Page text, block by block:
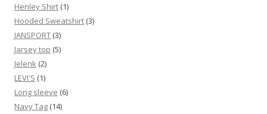
Henley Shirt (1)
Hooded Sweatshirt (3)
JANSPORT (3)
Jarsey top (5)
Jelenk (2)
LEVI'S (1)
Long sleeve (6)
Navy Tag (14)